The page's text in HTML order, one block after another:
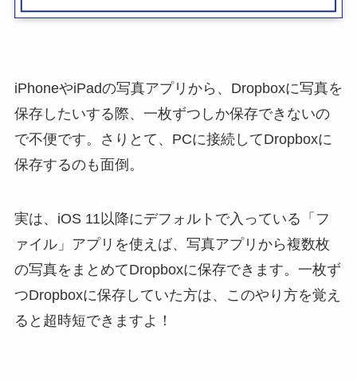
iPhoneやiPadの写真アプリから、Dropboxに写真を
保存したいする際、一枚ずつしか保存できないの
で不便です。さりとて、PCに接続してDropboxに
保存するのも面倒。
実は、iOS 11以降にデフォルトで入っている 「フ
ァイル」アプリを使えば、写真アプリから複数枚
の写真をまとめてDropboxに保存できます。一枚ず
つDropboxに保存していた方は、このやり方を覚え
ると超時短できますよ！